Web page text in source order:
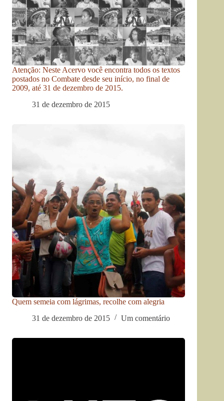
Atenção: Neste Acervo você encontra todos os textos
postados no Combate desde seu início, no final de
2009, até 31 de dezembro de 2015.
31 de dezembro de 2015
Quem semeia com lágrimas, recolhe com alegria
31 de dezembro de 2015
Um comentário